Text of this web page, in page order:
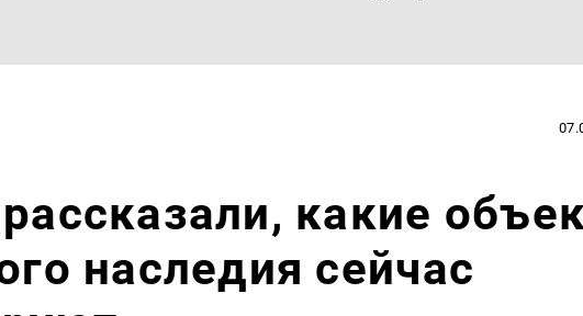
какие
наследия сейчас